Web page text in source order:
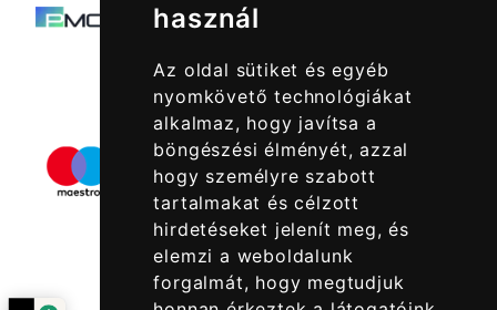
használ
Az oldal sütiket és egyéb
nyomkövető technológiákat
alkalmaz, hogy javítsa a
böngészési élményét, azzal
hogy személyre szabott
tartalmakat és célzott
hirdetéseket jelenít meg, és
elemzi a weboldalunk
forgalmát, hogy megtudjuk